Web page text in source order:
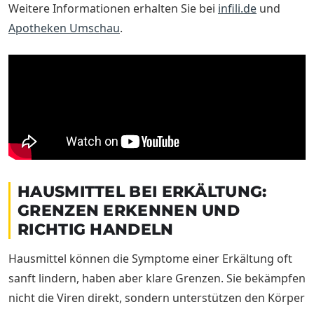
Weitere Informationen erhalten Sie bei infili.de und
Apotheken Umschau.
HAUSMITTEL BEI ERKÄLTUNG:
GRENZEN ERKENNEN UND
RICHTIG HANDELN
Hausmittel können die Symptome einer Erkältung oft
sanft lindern, haben aber klare Grenzen. Sie bekämpfen
nicht die Viren direkt, sondern unterstützen den Körper